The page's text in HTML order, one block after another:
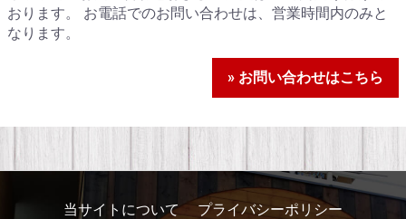
おります。 お電話でのお問い合わせは、営業時間内のみと
なります。
» お問い合わせはこちら
当サイトについて
プライバシーポリシー